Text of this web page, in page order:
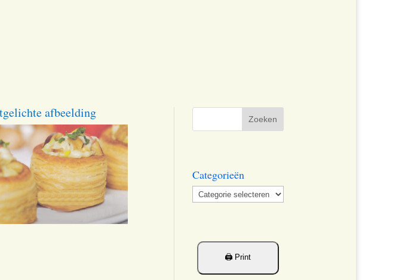
afbeelding
Categorieën
Categorieën